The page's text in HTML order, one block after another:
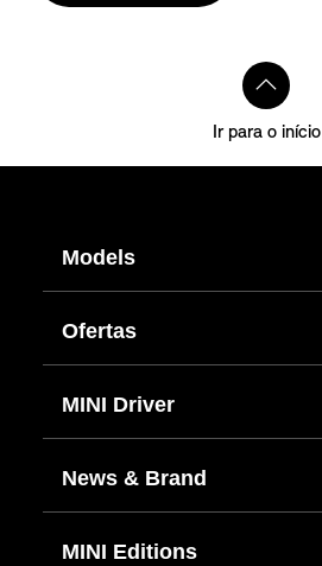
Ir para o início
Models
Ofertas
MINI Driver
News & Brand
MINI Editions